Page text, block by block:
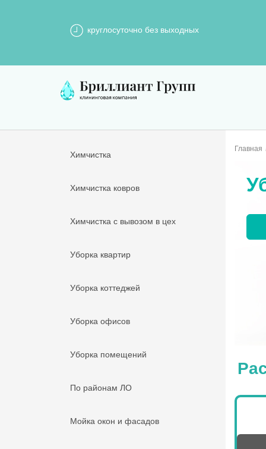
круглосуточно без выходных
Химчистка
Химчистка ковров
Химчистка с вывозом в цех
Уборка квартир
Уборка коттеджей
Уборка офисов
Уборка помещений
По районам ЛО
Мойка окон и фасадов
Главная